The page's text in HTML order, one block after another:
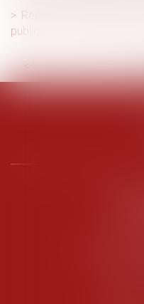
Reprise d’une activité
publique : conséquences
<< < ... 3 4 5